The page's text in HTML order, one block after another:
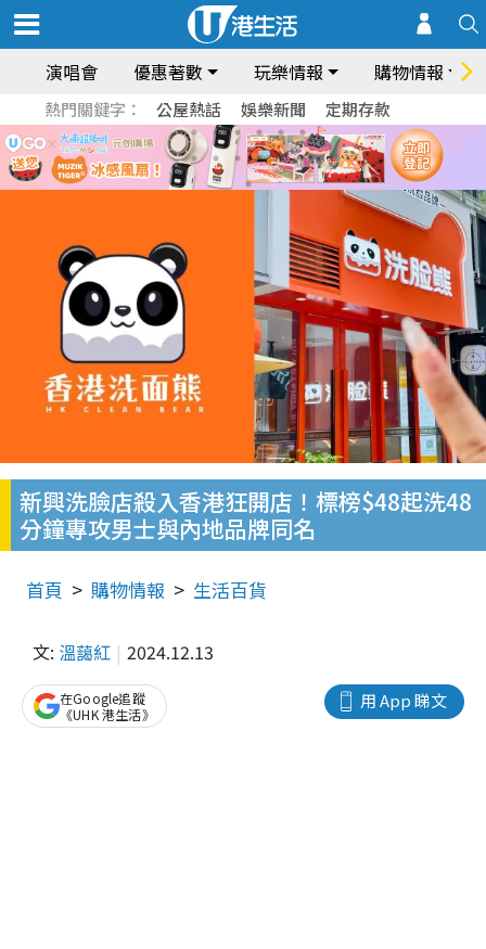
演唱會 優惠著數 玩樂情報 購物情報
熱門關鍵字： 公屋熱話 娛樂新聞 定期存款
新興洗臉店殺入香港狂開店！標榜$48起洗48
分鐘專攻男士與內地品牌同名
首頁 購物情報 生活百貨
文: 溫藹紅 2024.12.13
用 App 睇文
在Google追蹤
《UHK 港生活》